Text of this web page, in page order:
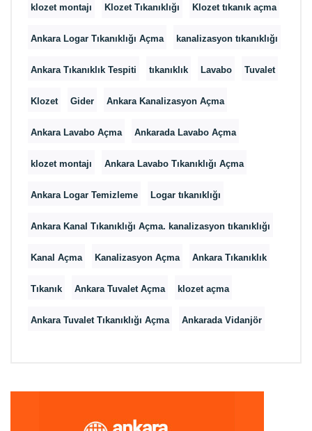
klozet montajı Klozet Tıkanıklığı Klozet tıkanık açma
Ankara Logar Tıkanıklığı Açma kanalizasyon tıkanıklığı
Ankara Tıkanıklık Tespiti tıkanıklık Lavabo Tuvalet
Klozet Gider Ankara Kanalizasyon Açma
Ankara Lavabo Açma Ankarada Lavabo Açma
klozet montajı Ankara Lavabo Tıkanıklığı Açma
Ankara Logar Temizleme Logar tıkanıklığı
Ankara Kanal Tıkanıklığı Açma. kanalizasyon tıkanıklığı
Kanal Açma Kanalizasyon Açma Ankara Tıkanıklık
Tıkanık Ankara Tuvalet Açma klozet açma
Ankara Tuvalet Tıkanıklığı Açma Ankarada Vidanjör